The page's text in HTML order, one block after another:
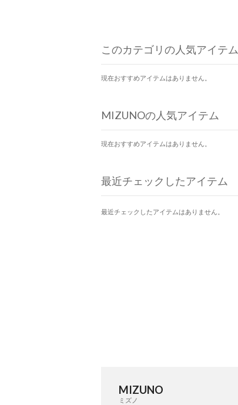
このカテゴリの人気アイテム
現在おすすめアイテムはありません。
MIZUNOの人気アイテム
現在おすすめアイテムはありません。
最近チェックしたアイテム
最近チェックしたアイテムはありません。
MIZUNO
ミズノ